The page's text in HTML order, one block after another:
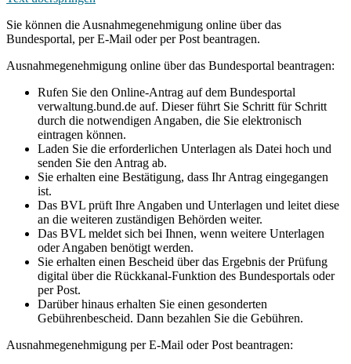
Sie können die Ausnahmegenehmigung online über das
Bundesportal, per E-Mail oder per Post beantragen.
Ausnahmegenehmigung online über das Bundesportal beantragen:
Rufen Sie den Online-Antrag auf dem Bundesportal
verwaltung.bund.de auf. Dieser führt Sie Schritt für Schritt
durch die notwendigen Angaben, die Sie elektronisch
eintragen können.
Laden Sie die erforderlichen Unterlagen als Datei hoch und
senden Sie den Antrag ab.
Sie erhalten eine Bestätigung, dass Ihr Antrag eingegangen
ist.
Das BVL prüft Ihre Angaben und Unterlagen und leitet diese
an die weiteren zuständigen Behörden weiter.
Das BVL meldet sich bei Ihnen, wenn weitere Unterlagen
oder Angaben benötigt werden.
Sie erhalten einen Bescheid über das Ergebnis der Prüfung
digital über die Rückkanal-Funktion des Bundesportals oder
per Post.
Darüber hinaus erhalten Sie einen gesonderten
Gebührenbescheid. Dann bezahlen Sie die Gebühren.
Ausnahmegenehmigung per E-Mail oder Post beantragen: